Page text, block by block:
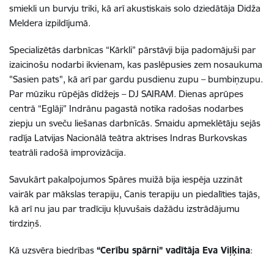
smiekli un burvju triki, kā arī akustiskais solo dziedātāja Didža
Meldera izpildījumā.
Specializētās darbnīcas “Kārkli” pārstāvji bija padomājuši par
izaicinošu nodarbi ikvienam, kas paslēpusies zem nosaukuma
"Sasien pats", kā arī par gardu pusdienu zupu – bumbiņzupu.
Par mūziku rūpējās dīdžejs – DJ SAIRAM. Dienas aprūpes
centrā “Eglāji” Indrānu pagastā notika radošas nodarbes
ziepju un sveču liešanas darbnīcās. Smaidu apmeklētāju sejās
radīja Latvijas Nacionālā teātra aktrises Indras Burkovskas
teatrāli radošā improvizācija.
Savukārt pakalpojumos Spāres muižā bija iespēja uzzināt
vairāk par mākslas terapiju, Canis terapiju un piedalīties tajās,
kā arī nu jau par tradīciju kļuvušais dažādu izstrādājumu
tirdziņš.
Kā uzsvēra biedrības “Cerību spārni” vadītāja Eva Viļķina: